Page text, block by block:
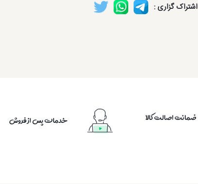
اشتراک گزاری :
ضمانت اصالت کالا خدمات پس از فروش